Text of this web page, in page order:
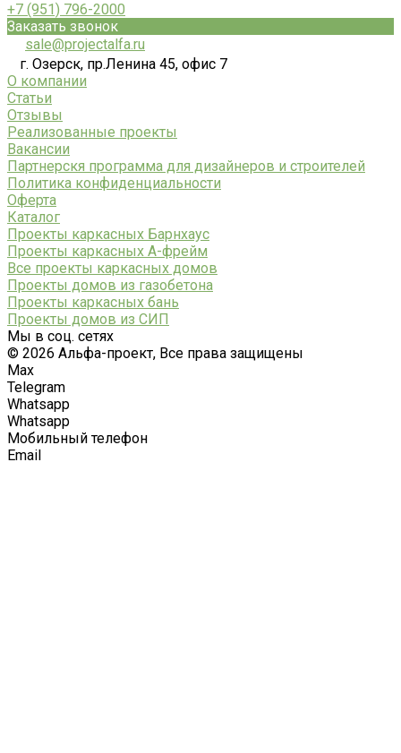
+7 (951) 796-2000
Заказать звонок
sale@projectalfa.ru
г. Озерск, пр.Ленина 45, офис 7
О компании
Статьи
Отзывы
Реализованные проекты
Вакансии
Партнерскя программа для дизайнеров и строителей
Политика конфиденциальности
Оферта
Каталог
Проекты каркасных Барнхаус
Проекты каркасных А-фрейм
Все проекты каркасных домов
Проекты домов из газобетона
Проекты каркасных бань
Проекты домов из СИП
Мы в соц. сетях
© 2026 Альфа-проект, Все права защищены
Max
Telegram
Whatsapp
Whatsapp
Мобильный телефон
Email